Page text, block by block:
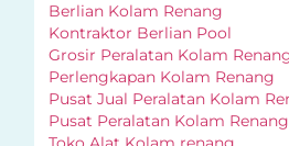
Berlian Kolam Renang
Kontraktor Berlian Pool
Grosir Peralatan Kolam
Perlengkapan Kolam Renang
Pusat Jual Peralatan Kolam
Pusat Peralatan Kolam Renang